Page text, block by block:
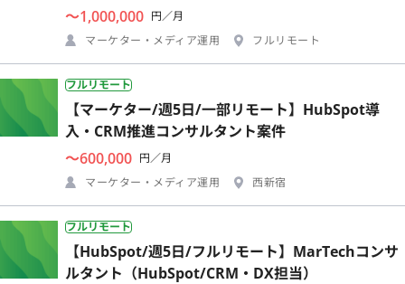
〜1,000,000 円／月
マーケター・メディア運用
フルリモート
フルリモート
【マーケター/週5日/一部リモート】HubSpot導
入・CRM推進コンサルタント案件
〜600,000 円／月
マーケター・メディア運用
西新宿
フルリモート
【HubSpot/週5日/フルリモート】MarTechコンサ
ルタント（HubSpot/CRM・DX担当）